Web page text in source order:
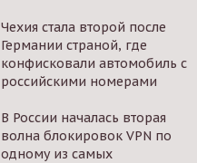
Чехия стала второй после
Германии страной, где
конфисковали автомобиль с
российскими номерами
В России началась вторая
волна блокировок VPN по
одному из самых